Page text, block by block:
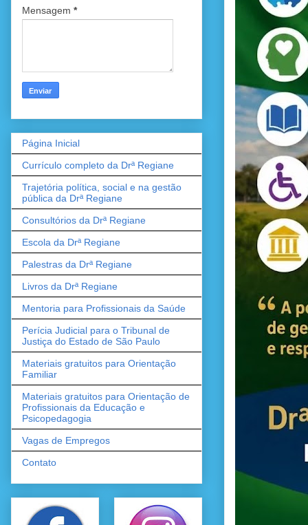
Mensagem *
Página Inicial
Currículo completo da Drª Regiane
Trajetória política, social e na gestão
pública da Drª Regiane
Consultórios da Drª Regiane
Escola da Drª Regiane
Palestras da Drª Regiane
Livros da Drª Regiane
Mentoria para Profissionais da Saúde
Perícia Judicial para o Tribunal de
Justiça do Estado de São Paulo
Materiais gratuitos para Orientação
Familiar
Materiais gratuitos para Orientação de
Profissionais da Educação e
Psicopedagogia
Vagas de Empregos
Contato